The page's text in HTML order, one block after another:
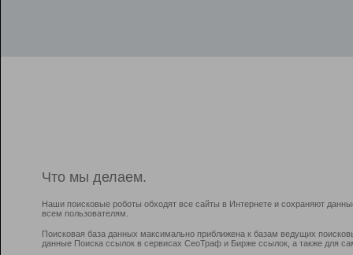
Что мы делаем.
Наши поисковые роботы обходят все сайты в Интернете и сохраняют
всем пользователям.
Поисковая база данных максимально приближена к базам ведущих
данные Поиска ссылок в сервисах СеоТраф и Бирже ссылок, а также для